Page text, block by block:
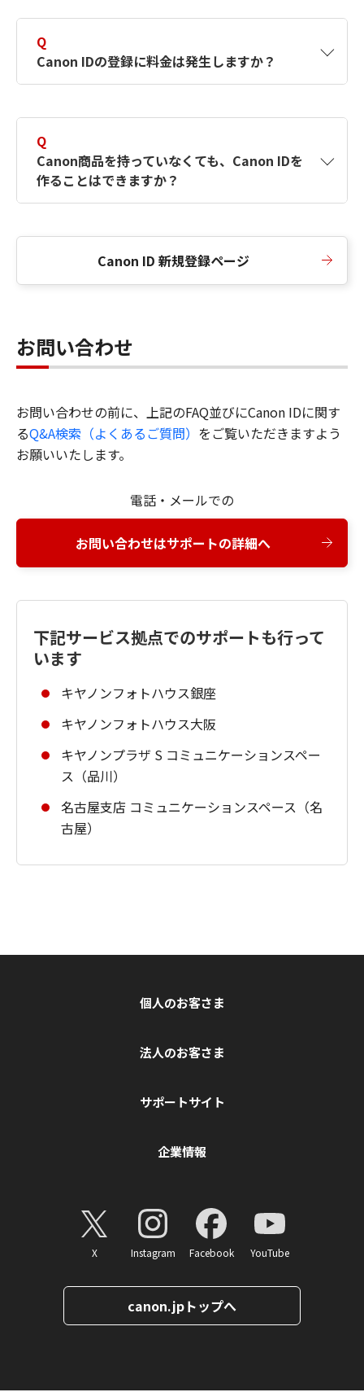
択したサービスから取得します。アカウントを
簡単に作成できるように、この情報を使用して
Canon IDの登録フォームを入力します。
Q
Canon IDの登録に料金は発生しますか？
Q
Canon商品を持っていなくても、Canon IDを
作ることはできますか？
Canon ID 新規登録ページ
お問い合わせ
お問い合わせの前に、上記のFAQ並びにCanon IDに関す
るQ&A検索（よくあるご質問） をご覧いただきますよう
お願いいたします。
電話・メールでの
お問い合わせはサポートの詳細へ
下記サービス拠点でのサポートも行って
います
キヤノンフォトハウス銀座
キヤノンフォトハウス大阪
キヤノンプラザ S コミュニケーションスペー
ス（品川）
名古屋支店 コミュニケーションスペース（名
古屋）
個人のお客さま
法人のお客さま
サポートサイト
企業情報
X Instagram Facebook YouTube
canon.jpトップへ